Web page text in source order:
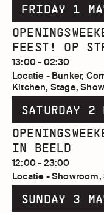
FRIDAY 1
FEEST! OP
13:00 - 02:30
Locatie - Bunker,
Kitchen, Stage,
SATURDAY 2
IN BEELD
12:00 - 23:00
Locatie - Showroom,
SUNDAY 3